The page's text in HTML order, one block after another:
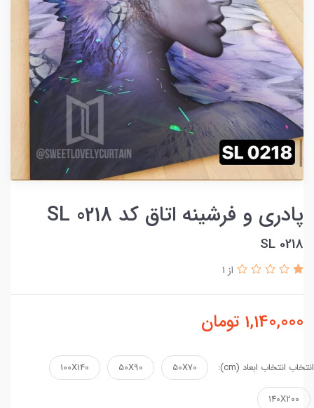
پادری و فرشینه اتاق کد SL 0218
SL 0218
از 1
1,140,000 تومان
انتخاب انتخاب ابعاد (cm): 50X70
50X90
100X140
140X200